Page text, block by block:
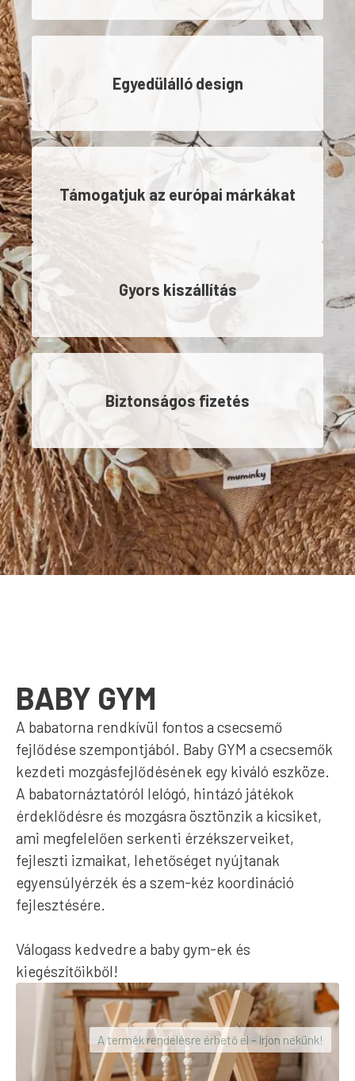
Egyedülálló design
Támogatjuk az európai márkákat
Gyors kiszállítás
Biztonságos fizetés
BABY GYM
A babatorna rendkívül fontos a csecsemő
fejlődése szempontjából. Baby GYM a csecsemők
kezdeti mozgásfejlődésének egy kiváló eszköze.
A babatornáztatóról lelógó, hintázó játékok
érdeklődésre és mozgásra ösztönzik a kicsiket,
ami megfelelően serkenti érzékszerveiket,
fejleszti izmaikat, lehetőséget nyújtanak
egyensúlyérzék és a szem-kéz koordináció
fejlesztésére.
Válogass kedvedre a baby gym-ek és
kiegészítőikből!
A termék rendelésre érhető el – írjon nekünk!